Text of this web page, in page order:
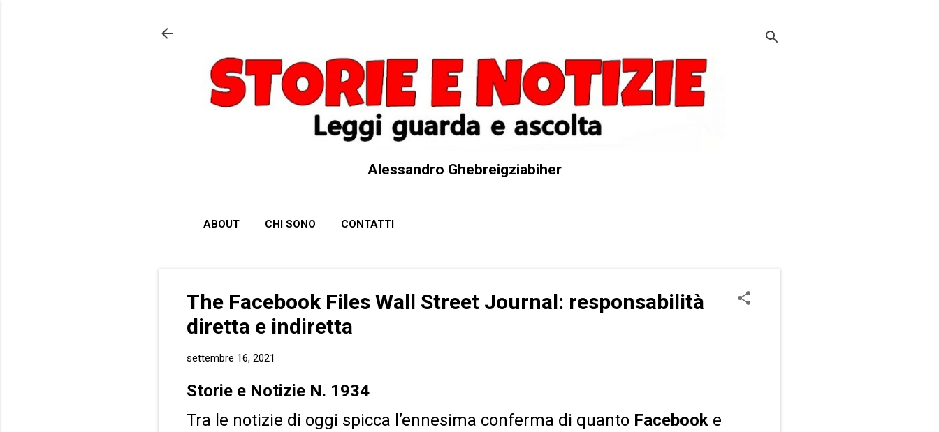
Alessandro Ghebreigziabiher
ABOUT CHI SONO CONTATTI
The Facebook Files Wall Street Journal: responsabilità
diretta e indiretta
settembre 16, 2021
Storie e Notizie N. 1934
Tra le notizie di oggi spicca l’ennesima conferma di quanto Facebook e